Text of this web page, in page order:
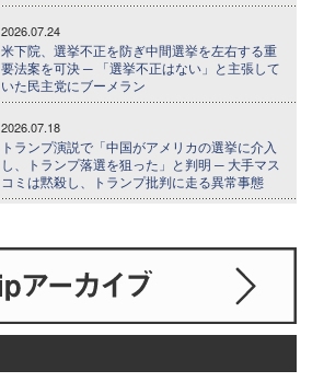
2026.07.24
米下院、選挙不正を防ぎ中間選挙を左右する重
要法案を可決 ─ 「選挙不正はない」と主張して
いた民主党にブーメラン
2026.07.18
トランプ演説で「中国がアメリカの選挙に介入
し、トランプ落選を狙った」と判明 ─ 大手マス
コミは黙殺し、トランプ批判に走る異常事態